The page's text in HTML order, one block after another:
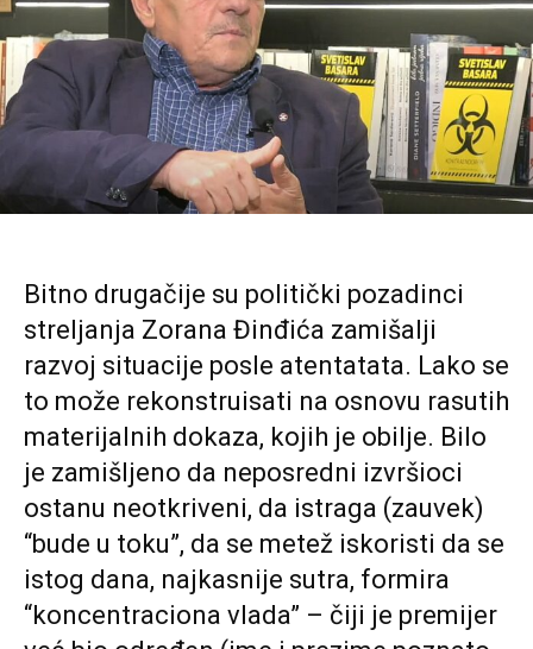
Bitno drugačije su politički pozadinci
streljanja Zorana Đinđića zamišalji
razvoj situacije posle atentatata. Lako se
to može rekonstruisati na osnovu rasutih
materijalnih dokaza, kojih je obilje. Bilo
je zamišljeno da neposredni izvršioci
ostanu neotkriveni, da istraga (zauvek)
“bude u toku”, da se metež iskoristi da se
istog dana, najkasnije sutra, formira
“koncentraciona vlada” – čiji je premijer